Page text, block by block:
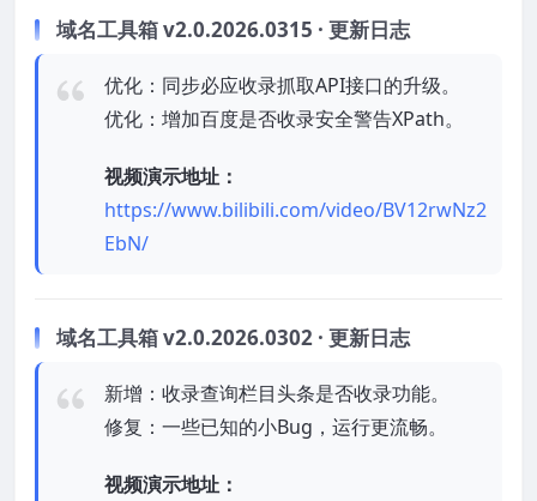
域名工具箱 v2.0.2026.0315 · 更新日志
优化：同步必应收录抓取API接口的升级。
优化：增加百度是否收录安全警告XPath。
视频演示地址：
https://www.bilibili.com/video/BV12rwNz2
EbN/
域名工具箱 v2.0.2026.0302 · 更新日志
新增：收录查询栏目头条是否收录功能。
修复：一些已知的小Bug，运行更流畅。
视频演示地址：